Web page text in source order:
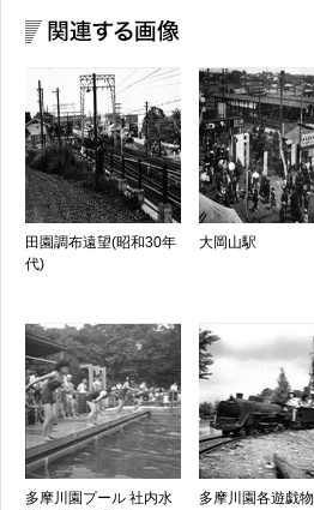
田園調布遠望(昭和30年
代)
大岡山駅
多摩川園プール 社内水
多摩川園各遊戯物